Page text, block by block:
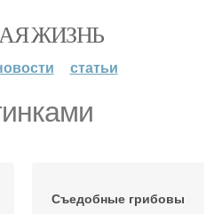
ЖИЗНЬ
статьи
Съедобные грибовы